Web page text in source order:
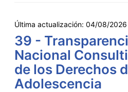
Última actualización: 04/08/2026
39 -
Nacional
de los Derechos
Adolescencia